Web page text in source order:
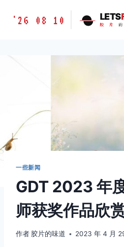
胶
'26 08 10 LETS
胶 片 的
一些新闻
GDT 2023 年
师获奖作品欣
作者 胶片的味道 2023 年 4 月